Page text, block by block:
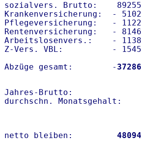
sozialvers. Brutto:
Krankenversicherung:  -
Pflegeversicherung:   -
Rentenversicherung:   -
Arbeitslosenvers.:    -
Z-Vers. VBL:          -
Abzüge gesamt:        -
Jahres-
netto bleiben: